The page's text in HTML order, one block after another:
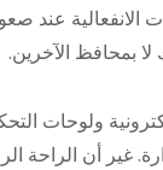
الانفعالية
بمحافظ الآخرين.
ولوحات
غير أن